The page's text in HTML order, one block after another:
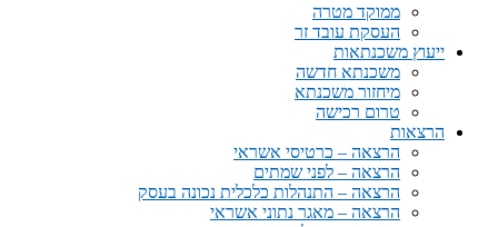
ממוקד מטרה
העסקת עובד זר
ייעוץ משכנתאות
משכנתא חדשה
מיחזור משכנתא
טרום רכישה
הרצאות
הרצאה – כרטיסי אשראי
הרצאה – לפני שמתים
הרצאה – התנהלות כלכלית נכונה בעסק
הרצאה – מאגר נתוני אשראי